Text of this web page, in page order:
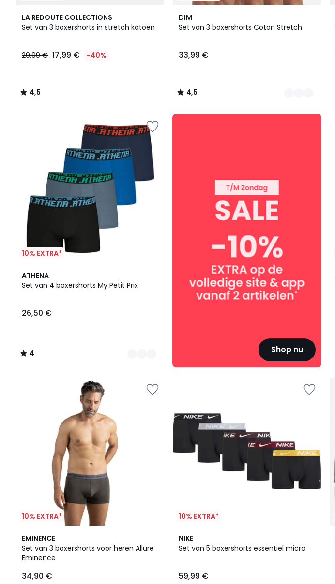
LA REDOUTE COLLECTIONS
Set van 3 boxershorts in stretch katoen
€
29,99
29,99 € 17,99 € -40%
4,5
/ 5
4,5
/
DIM
Set van 3 boxershorts Coton Stretch
33,99 €
4,5
/ 5
2
Kleuren
4,5
/
10% EXTRA*
ATHENA
Set van 4 boxershorts My Petit Prix
26,50 €
4
/
3
Kleuren
4
/
Shop nu
SALE
10% EXTRA*
EMINENCE
Set van 3 boxershorts voor heren Allure
Eminence
34,90 €
2
Kleuren
10% EXTRA*
NIKE
Set van 5 boxershorts essentiel micro
59,99 €
2
Kleuren